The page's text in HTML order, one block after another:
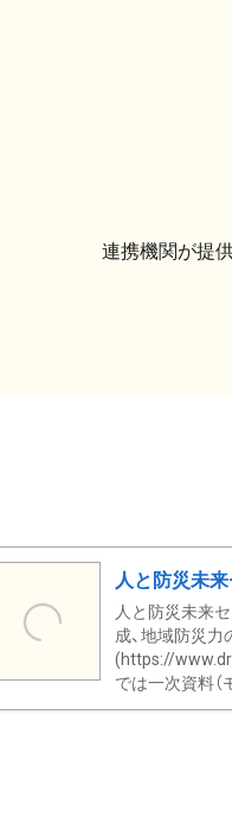
連携機関が提
人と防災未
人と防災未来
成、地域防災
(https://
では一次資料（